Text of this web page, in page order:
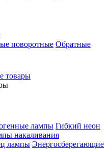
поворотные Обратные
товары
лампы Гибкий неон
накаливания
лампы Энергосберегающие